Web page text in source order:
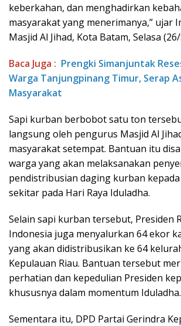
keberkahan, dan menghadirkan
masyarakat yang menerimanya,” ujar
Masjid Al Jihad, Kota Batam, Selasa
Baca Juga : Prengki Simanjuntak
Warga Tanjungpinang Timur, Serap
Masyarakat
Sapi kurban berbobot satu ton
langsung oleh pengurus Masjid Al
masyarakat setempat. Bantuan itu
warga yang akan melaksanakan
pendistribusian daging kurban
sekitar pada Hari Raya Iduladha.
Selain sapi kurban tersebut, Presiden
Indonesia juga menyalurkan 64 ekor
yang akan didistribusikan ke 64
Kepulauan Riau. Bantuan tersebut
perhatian dan kepedulian Presiden
khususnya dalam momentum Iduladha.
Sementara itu, DPD Partai Gerindra